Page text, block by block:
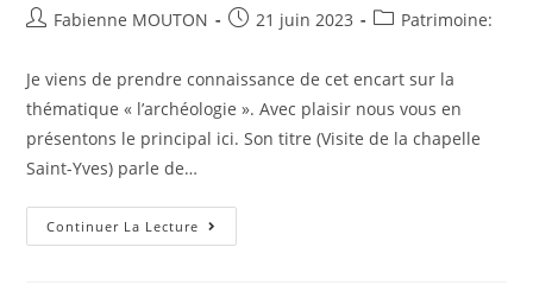
Auteur/autrice
publication :
Fabienne MOUTON
Post21 juin 2023
PostPatrimoine:
Je viens de prendre connaissance de cet encart sur la
thématique « l’archéologie ». Avec plaisir nous vous en
présentons le principal ici. Son titre (Visite de la chapelle
Saint-Yves) parle de…
Continuer La Lecture Sur
Le